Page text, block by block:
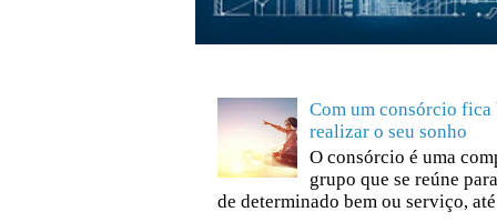
Com um consórcio
realizar o seu sonho
O consórcio é uma
grupo que se reúne
de determinado bem ou serviço,